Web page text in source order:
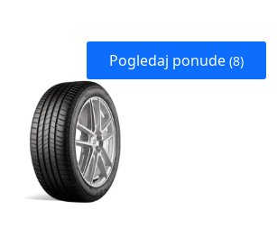
Pogledaj ponude (8)